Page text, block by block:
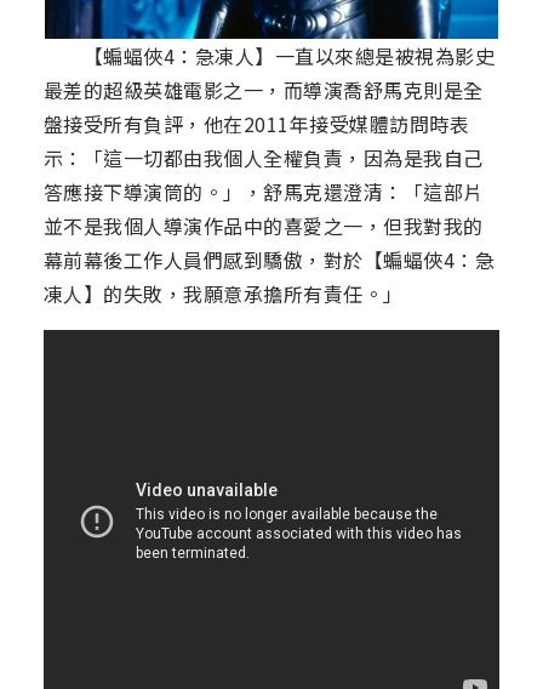
【蝙蝠俠4：急凍人】一直以來總是被視為影史
最差的超級英雄電影之一，而導演喬舒馬克則是全
盤接受所有負評，他在2011年接受媒體訪問時表
示：「這一切都由我個人全權負責，因為是我自己
答應接下導演筒的。」，舒馬克還澄清：「這部片
並不是我個人導演作品中的喜愛之一，但我對我的
幕前幕後工作人員們感到驕傲，對於【蝙蝠俠4：急
凍人】的失敗，我願意承擔所有責任。」